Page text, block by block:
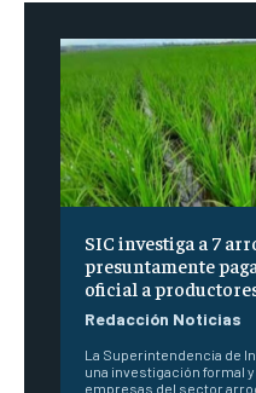
SIC investiga a 7
presuntamente
oficial a
Redacción Noticias
La Superintendencia de
una investigación formal
empresas del sector